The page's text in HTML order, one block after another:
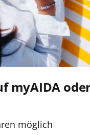
myAIDA
möglich